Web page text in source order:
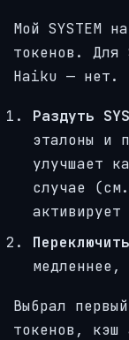
Мой SYSTEM
токенов. Для
Haiku — нет.
Раздуть
эталоны и
улучшает
случае
активирует
медленнее,
Выбрал
токенов, кэш